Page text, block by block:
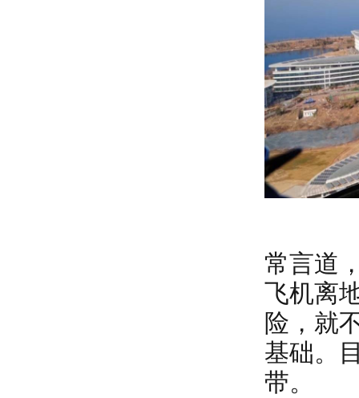
常言道
飞机离
险，就
基础。
带。